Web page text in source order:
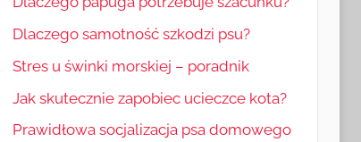
Dlaczego samotność szkodzi psu?
Stres u świnki morskiej – poradnik
Jak skutecznie zapobiec ucieczce kota?
Prawidłowa socjalizacja psa domowego